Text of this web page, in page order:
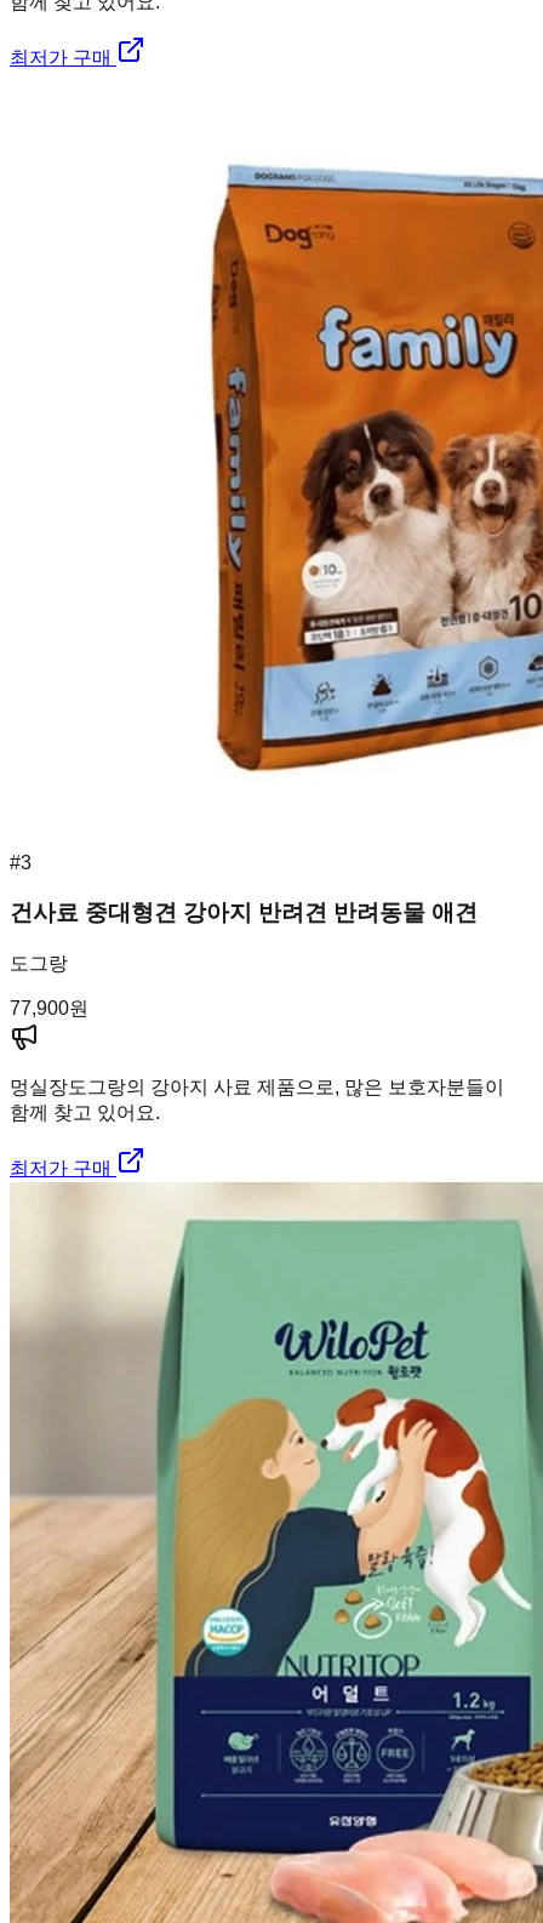
최저가 구매
#3
건사료 중대형견 강아지 반려견 반려동물 애견
도그랑
77,900원
멍실장도그랑의 강아지 사료 제품으로, 많은 보호자분들이
함께 찾고 있어요.
최저가 구매